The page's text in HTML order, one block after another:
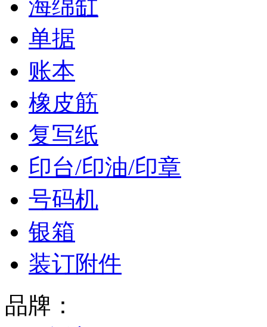
海绵缸
单据
账本
橡皮筋
复写纸
印台/印油/印章
号码机
银箱
装订附件
品牌：